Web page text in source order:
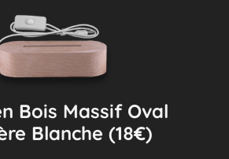
Bois Massif Oval
Blanche (18€)